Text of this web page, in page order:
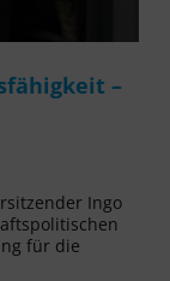
–
Ingo
für die